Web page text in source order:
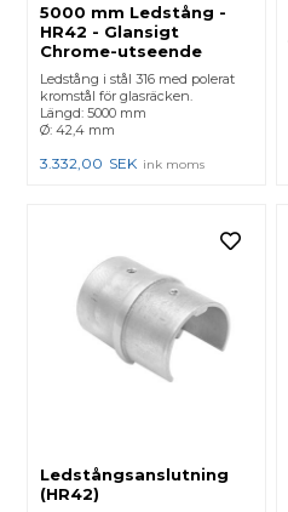
5000 mm Ledstång -
HR42 - Glansigt
Chrome-utseende
Ledstång i stål 316 med polerat
kromstål för glasräcken.
Längd: 5000 mm
Ø: 42,4 mm
3.332,00 SEK ink moms
Ledstångsanslutning
(HR42)